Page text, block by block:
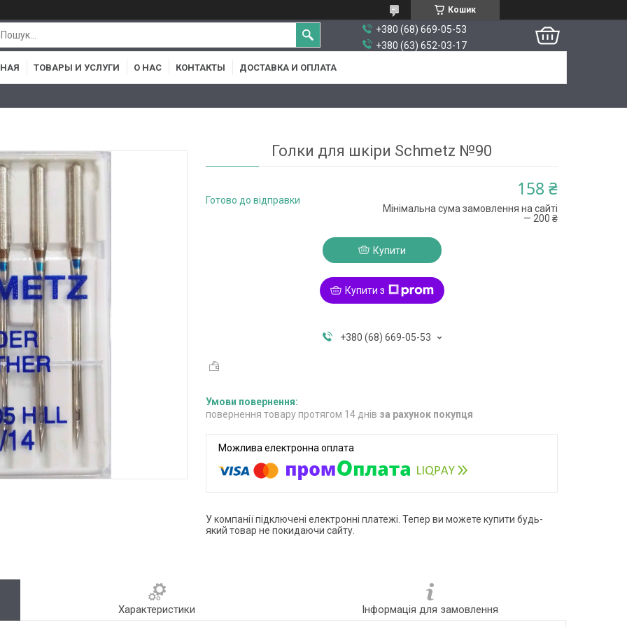
Кошик
+380 (68) 669-05-53
+380 (63) 652-03-17
ТОВАРЫ И УСЛУГИ О НАС КОНТАКТЫ ДОСТАВКА И ОПЛАТА
Голки для шкіри Schmetz №90
Готово до відправки
158 ₴
Мінімальна сума замовлення на сайті
— 200 ₴
Купити
Купити з
+380 (68) 669-05-53
повернення товару протягом 14 днів за рахунок покупця
У компанії підключені електронні платежі. Тепер ви можете купити будь-
який товар не покидаючи сайту.
Характеристики Інформація для замовлення